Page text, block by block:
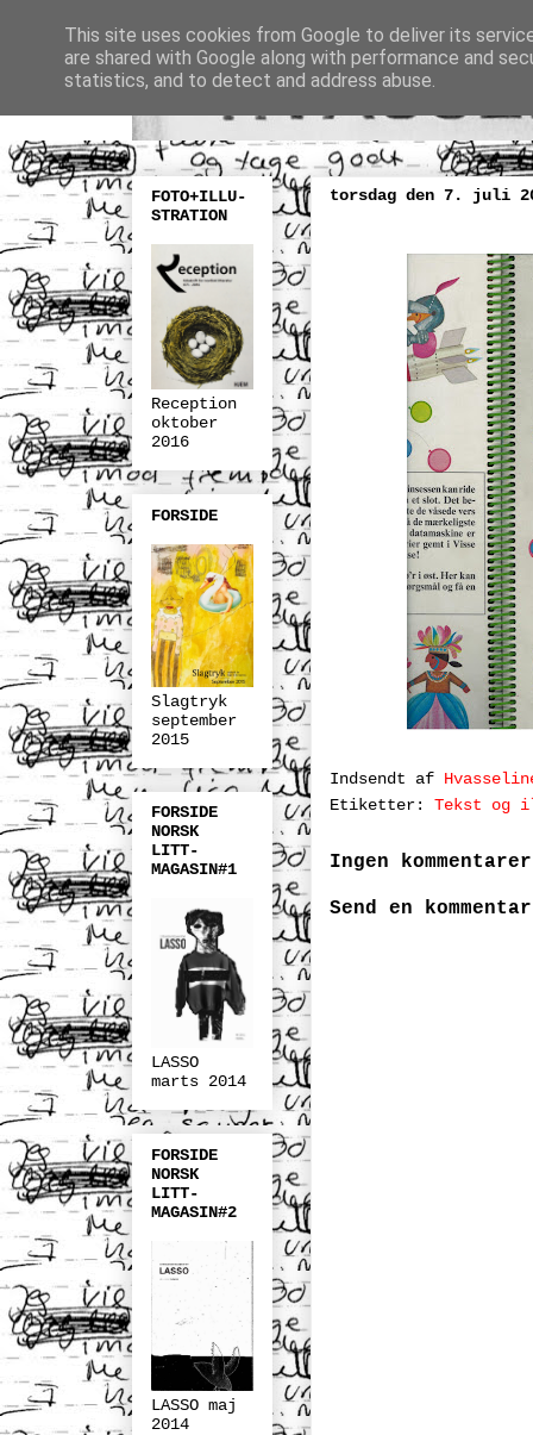
torsdag den 7. juli
Indsendt af
Etiketter: Tekst og
Ingen
Send en kommentar
FOTO+ILLU-
STRATION
Reception
oktober
2016
FORSIDE
Slagtryk
september
2015
FORSIDE
NORSK
LITT-
MAGASIN#1
LASSO
marts 2014
FORSIDE
NORSK
LITT-
MAGASIN#2
LASSO maj
2014
This site uses cookies from Google to deliver its
are shared with Google along with performance and
statistics, and to detect and address abuse.